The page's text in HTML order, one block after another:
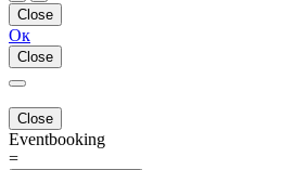
Close
Ок
Close
Close
Eventbooking
=